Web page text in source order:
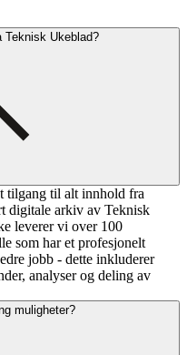
Teknisk Ukeblad?
tilgang til alt innhold fra
digitale arkiv av Teknisk
leverer vi over 100
som har et profesjonelt
jobb - dette inkluderer
analyser og deling av
muligheter?